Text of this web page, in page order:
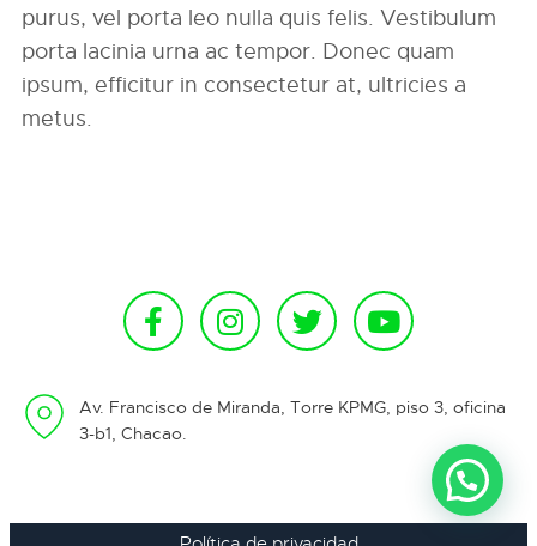
purus, vel porta leo nulla quis felis. Vestibulum
porta lacinia urna ac tempor. Donec quam
ipsum, efficitur in consectetur at, ultricies a
metus.
Av. Francisco de Miranda, Torre KPMG, piso 3, oficina
3-b1, Chacao.